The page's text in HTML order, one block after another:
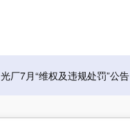
光厂7月“维权及违规处罚”公告